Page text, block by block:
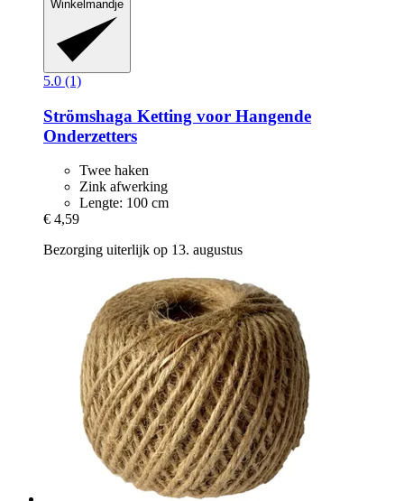
Winkelmandje
5.0 (1)
Strömshaga Ketting voor Hangende
Onderzetters
Twee haken
Zink afwerking
Lengte: 100 cm
€ 4,59
Bezorging uiterlijk op 13. augustus